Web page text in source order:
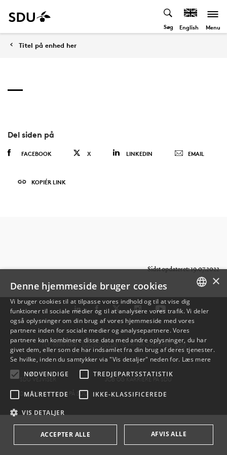
Søg English Menu
Titel på enhed her
Del siden på
FACEBOOK X LINKEDIN EMAIL
KOPIÉR LINK
Sidst opdateret: 19.07.2022
TLF: 6550 1000 · SDU@SDU.DK · CVR-NR: 29283958 ·EAN
SDU VEJVISER
JOB OG KARRIERE PÅ SDU
DATABESKYTTELSE PÅ SDU
DANISH
DANISH
×
Denne hjemmeside bruger cookies
Vi bruger cookies til at tilpasse vores indhold og til at vise dig
funktioner til sociale medier og til at analysere vores trafik. Vi deler
også oplysninger om din brug af vores hjemmeside med vores
partnere inden for sociale medier og analysepartnere. Vores
partnere kan kombinere disse data med andre oplysninger, du har
givet dem, eller som de har indsamlet fra din brug af deres tjenester.
Se hvilke, inden du samtykker via "Vis detaljer" neden for. Læs mere
NØDVENDIGE
TREDJEPARTSSTATISTIK
MÅLRETTEDE IKKE-KLASSIFICEREDE
VIS DETALJER
ACCEPTER ALLE AFVIS ALLE